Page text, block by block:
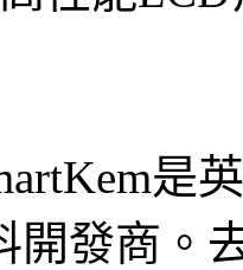
是
開發商。